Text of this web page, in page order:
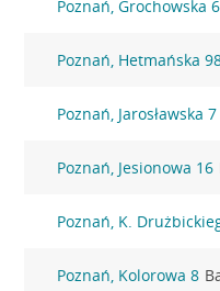
Poznań, Grochowska
Poznań, Hetmańska
Poznań, Jarosławska 7
Poznań, Jesionowa 16
Poznań, K.
Poznań, Kolorowa 8